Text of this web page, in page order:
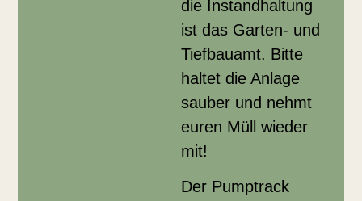
die Instandhaltung
ist das Garten- und
Tiefbauamt. Bitte
haltet die Anlage
sauber und nehmt
euren Müll wieder
mit!
Der Pumptrack